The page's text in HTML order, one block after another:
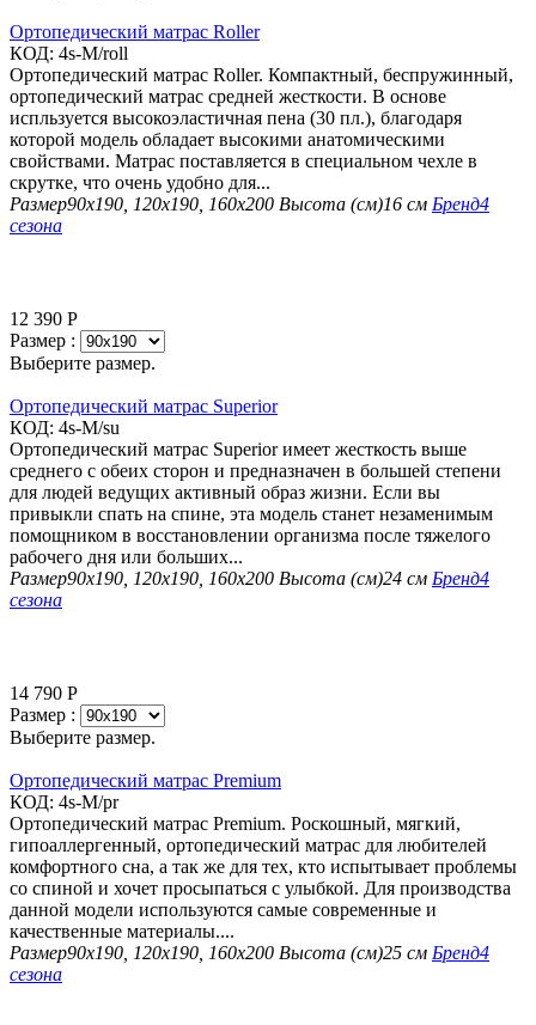
Ортопедический матрас Roller
КОД: 4s-M/roll
Ортопедический матрас Roller. Компактный, беспружинный,
ортопедический матрас средней жесткости. В основе
испльзуется высокоэластичная пена (30 пл.), благодаря
которой модель обладает высокими анатомическими
свойствами. Матрас поставляется в специальном чехле в
скрутке, что очень удобно для...
Размер90х190, 120х190, 160х200 Высота (см)16 см Бренд4
сезона
12 390 Р
Размер :
Выберите размер.
Ортопедический матрас Superior
КОД: 4s-M/su
Ортопедический матрас Superior имеет жесткость выше
среднего с обеих сторон и предназначен в большей степени
для людей ведущих активный образ жизни. Если вы
привыкли спать на спине, эта модель станет незаменимым
помощником в восстановлении организма после тяжелого
рабочего дня или больших...
Размер90х190, 120х190, 160х200 Высота (см)24 см Бренд4
сезона
14 790 Р
Размер :
Выберите размер.
Ортопедический матрас Premium
КОД: 4s-M/pr
Ортопедический матрас Premium. Роскошный, мягкий,
гипоаллергенный, ортопедический матрас для любителей
комфортного сна, а так же для тех, кто испытывает проблемы
со спиной и хочет просыпаться с улыбкой. Для производства
данной модели используются самые современные и
качественные материалы....
Размер90х190, 120х190, 160х200 Высота (см)25 см Бренд4
сезона